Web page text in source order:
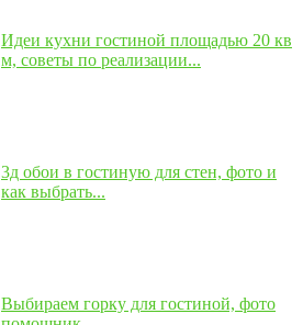
Идеи кухни гостиной площадью 20 кв
м, советы по реализации...
3д обои в гостиную для стен, фото и
как выбрать...
Выбираем горку для гостиной, фото